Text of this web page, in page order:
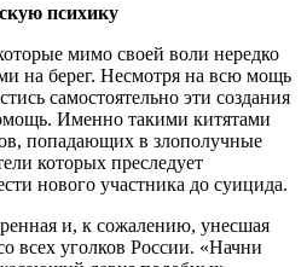
психику
мимо своей воли нередко
на берег. Несмотря на всю мощь
самостоятельно эти создания
Именно такими китятами
попадающих в злополучные
которых преследует
нового участника до суицида.
и, к сожалению, унесшая
всех уголков России. «Начни